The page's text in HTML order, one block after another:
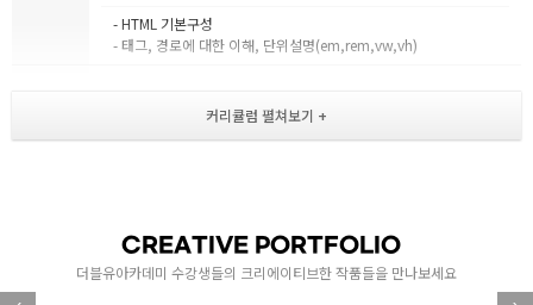
- HTML 기본구성
- 태그, 경로에 대한 이해, 단위설명(em,rem,vw,vh)
- 폼관련 요소 및 주요속성
HTML, CSS 활용
CREATIVE PORTFOLIO
더블유아카데미 수강생들의 크리에이티브한 작품들을 만나보세요